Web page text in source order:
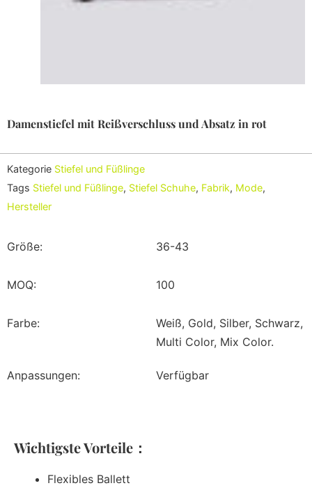
Damenstiefel mit Reißverschluss und Absatz in rot
Kategorie Stiefel und Füßlinge
Tags Stiefel und Füßlinge, Stiefel Schuhe, Fabrik, Mode,
Hersteller
Größe: 36-43
MOQ: 100
Farbe:
Weiß, Gold, Silber, Schwarz,
Multi Color, Mix Color.
Anpassungen: Verfügbar
Wichtigste Vorteile：
Flexibles Ballett